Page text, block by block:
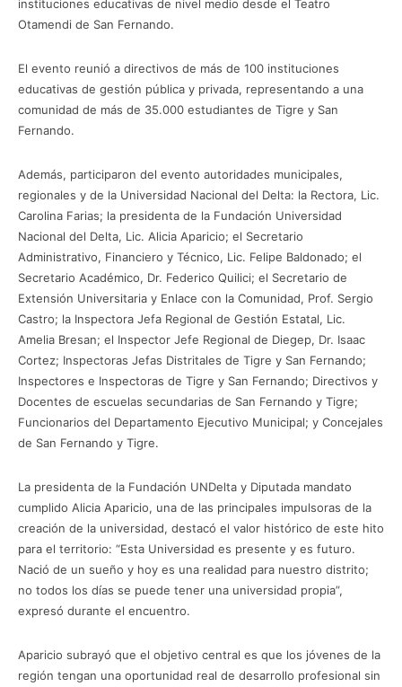
instituciones educativas de nivel medio desde el Teatro
Otamendi de San Fernando.
El evento reunió a directivos de más de 100 instituciones
educativas de gestión pública y privada, representando a una
comunidad de más de 35.000 estudiantes de Tigre y San
Fernando.
Además, participaron del evento autoridades municipales,
regionales y de la Universidad Nacional del Delta: la Rectora, Lic.
Carolina Farias; la presidenta de la Fundación Universidad
Nacional del Delta, Lic. Alicia Aparicio; el Secretario
Administrativo, Financiero y Técnico, Lic. Felipe Baldonado; el
Secretario Académico, Dr. Federico Quilici; el Secretario de
Extensión Universitaria y Enlace con la Comunidad, Prof. Sergio
Castro; la Inspectora Jefa Regional de Gestión Estatal, Lic.
Amelia Bresan; el Inspector Jefe Regional de Diegep, Dr. Isaac
Cortez; Inspectoras Jefas Distritales de Tigre y San Fernando;
Inspectores e Inspectoras de Tigre y San Fernando; Directivos y
Docentes de escuelas secundarias de San Fernando y Tigre;
Funcionarios del Departamento Ejecutivo Municipal; y Concejales
de San Fernando y Tigre.
La presidenta de la Fundación UNDelta y Diputada mandato
cumplido Alicia Aparicio, una de las principales impulsoras de la
creación de la universidad, destacó el valor histórico de este hito
para el territorio: “Esta Universidad es presente y es futuro.
Nació de un sueño y hoy es una realidad para nuestro distrito;
no todos los días se puede tener una universidad propia”,
expresó durante el encuentro.
Aparicio subrayó que el objetivo central es que los jóvenes de la
región tengan una oportunidad real de desarrollo profesional sin